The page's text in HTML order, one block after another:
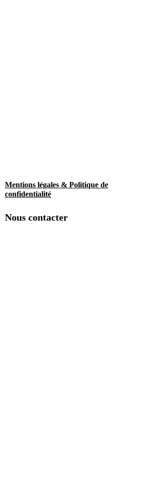
Mentions légales & Politique de
confidentialité
Nous contacter